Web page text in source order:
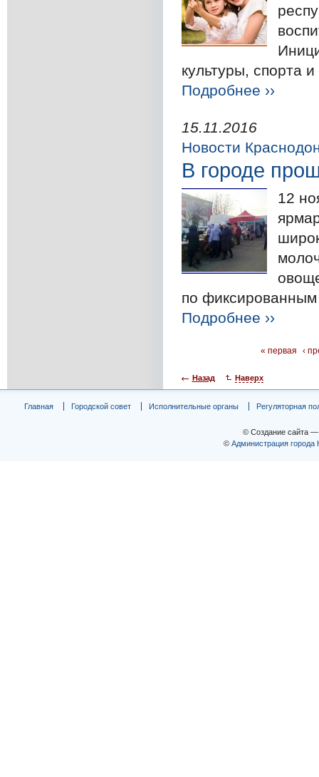
культуры, спорта
Подробнее ››
15.11.2016
Новости
В городе
12
по
Подробнее ››
« первая ‹
Назад Наверх
Главная Городской совет Исполнительные органы Регуляторная
© Создание сайта
© Администрация города